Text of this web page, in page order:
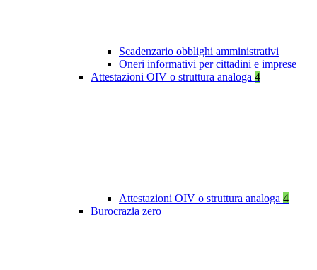
Scadenzario obblighi amministrativi
Oneri informativi per cittadini e imprese
Attestazioni OIV o struttura analoga 4
Attestazioni OIV o struttura analoga 4
Burocrazia zero